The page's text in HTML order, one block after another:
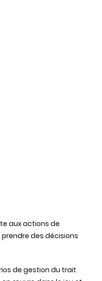
aux actions de
des décisions
de gestion du trait